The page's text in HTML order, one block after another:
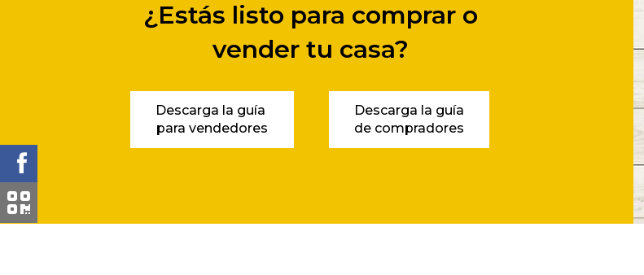
¿Estás listo para comprar o
vender tu casa?
Descarga la guía
para vendedores
Descarga la guía
de compradores